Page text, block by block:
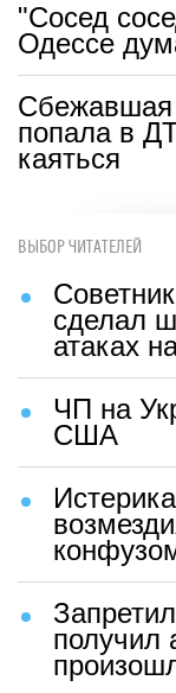
"Сосед
Одессе
попала в
каяться
ВЫБОР ЧИТАТЕЛЕЙ
сделал
атаках
ЧП на
США
получил